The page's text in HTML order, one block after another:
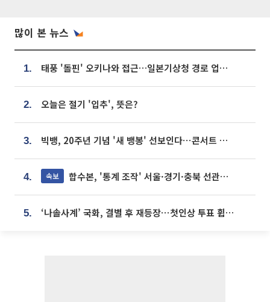
많이 본 뉴스
1. 태풍 '돌핀' 오키나와 접근…일본기상청 경로 업데이트
2. 오늘은 절기 '입추', 뜻은?
3. 빅뱅, 20주년 기념 '새 뱅봉' 선보인다⋯콘서트 앞두고 팝업 개최
4. 속보 합수본, '통계 조작' 서울·경기·충북 선관위 등 추가 압수수색
5. ‘나솔사계’ 국화, 결별 후 재등장⋯첫인상 투표 휩쓸고 ‘인기녀’ 등극